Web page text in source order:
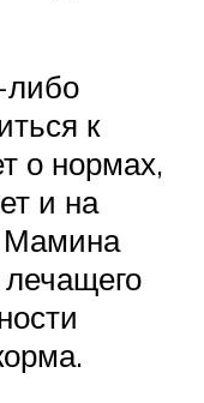
либо
к
о нормах,
и на
Мамина